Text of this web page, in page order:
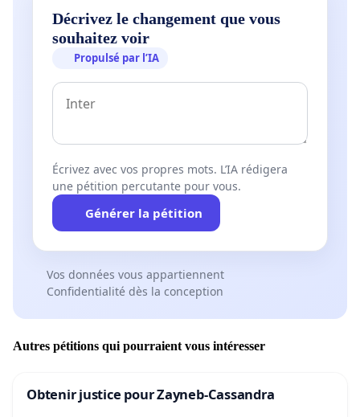
Décrivez le changement que vous
souhaitez voir
Propulsé par l’IA
Écrivez avec vos propres mots. L’IA rédigera
une pétition percutante pour vous.
Générer la pétition
Vos données vous appartiennent
Confidentialité dès la conception
Autres pétitions qui pourraient vous intéresser
Obtenir justice pour Zayneb-Cassandra